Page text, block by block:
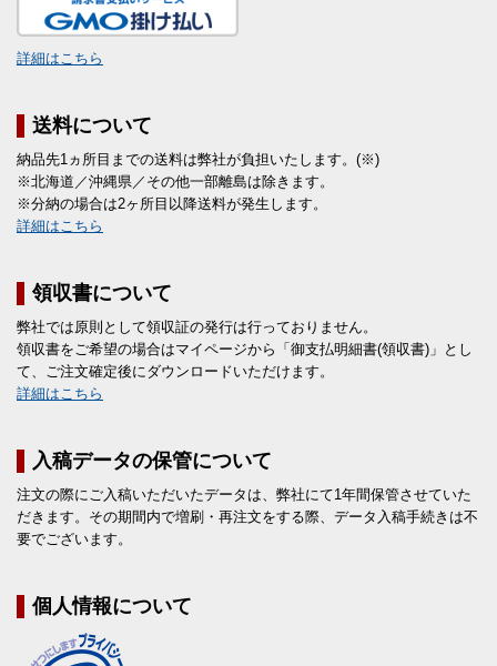
詳細はこちら
送料について
納品先1ヵ所目までの送料は弊社が負担いたします。(※)
※北海道／沖縄県／その他一部離島は除きます。
※分納の場合は2ヶ所目以降送料が発生します。
詳細はこちら
領収書について
弊社では原則として領収証の発行は行っておりません。
領収書をご希望の場合はマイページから「御支払明細書(領収書)」とし
て、ご注文確定後にダウンロードいただけます。
詳細はこちら
入稿データの保管について
注文の際にご入稿いただいたデータは、弊社にて1年間保管させていた
だきます。その期間内で増刷・再注文をする際、データ入稿手続きは不
要でございます。
個人情報について